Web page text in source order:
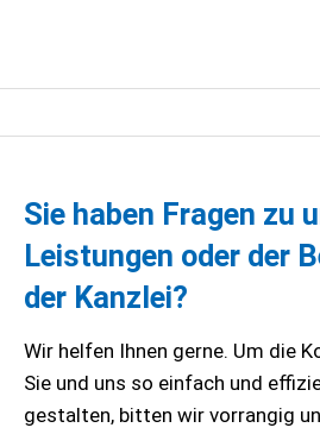
Sie haben Fragen zu
Leistungen oder der
der Kanzlei?
Wir helfen Ihnen gerne. Um die
Sie und uns so einfach und
gestalten, bitten wir vorrangig